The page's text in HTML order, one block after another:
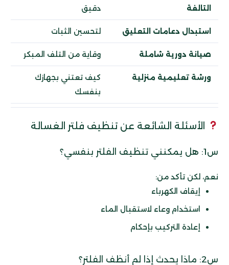
التالفة
دقيق
استبدال دعامات التعليق لتحسين الثبات
صيانة دورية شاملة وقاية من التلف المبكر
ورشة تعليمية منزلية
كيف تعتني بجهازك
بنفسك
الأسئلة الشائعة عن تنظيف فلتر الغسالة
س1: هل يمكنني تنظيف الفلتر بنفسي؟
نعم، لكن تأكد من:
إيقاف الكهرباء
استخدام وعاء لاستقبال الماء
إعادة التركيب بإحكام
س2: ماذا يحدث إذا لم أنظف الفلتر؟